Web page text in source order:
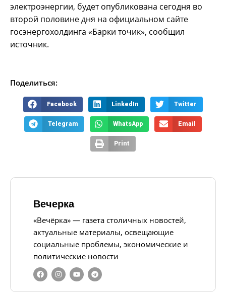
электроэнергии, будет опубликована сегодня во
второй половине дня на официальном сайте
госэнергохолдинга «Барки точик», сообщил
источник.
Поделиться:
Facebook LinkedIn Twitter
Telegram WhatsApp Email
Print
Вечерка
«Вечёрка» — газета столичных новостей,
актуальные материалы, освещающие
социальные проблемы, экономические и
политические новости